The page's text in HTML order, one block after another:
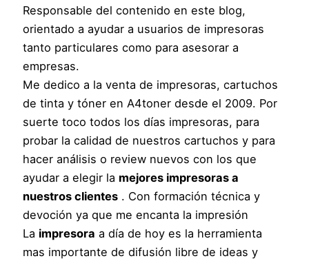
Responsable del contenido en este blog,
orientado a ayudar a usuarios de impresoras
tanto particulares como para asesorar a
empresas.
Me dedico a la venta de impresoras, cartuchos
de tinta y tóner en A4toner desde el 2009. Por
suerte toco todos los días impresoras, para
probar la calidad de nuestros cartuchos y para
hacer análisis o review nuevos con los que
ayudar a elegir la mejores impresoras a
nuestros clientes . Con formación técnica y
devoción ya que me encanta la impresión
La impresora a día de hoy es la herramienta
mas importante de difusión libre de ideas y